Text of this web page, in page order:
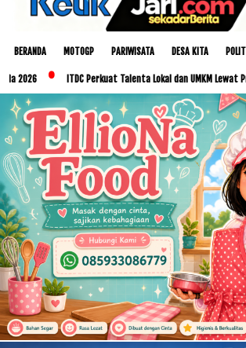
BERANDA MOTOGP PARIWISATA DESA KITA
ITDC Perkuat Talenta Lokal dan UMKM Lewat Program